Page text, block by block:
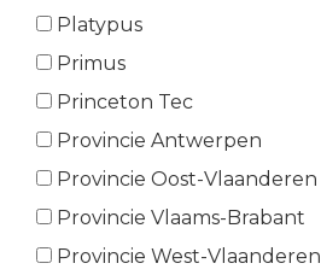
Platypus
Primus
Princeton Tec
Provincie Antwerpen
Provincie Oost-Vlaanderen
Provincie Vlaams-Brabant
Provincie West-Vlaanderen